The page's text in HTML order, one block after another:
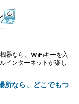
器なら、WiFiキーを入
インターネットが楽し
所なら、どこでもつ